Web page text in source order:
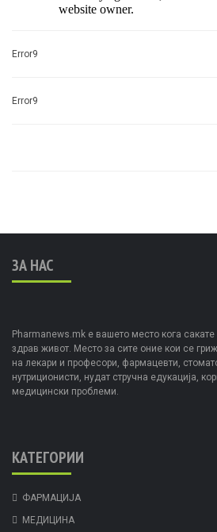
Error9
Error9
ЗА НАС
Pharmanews.mk е вашето место кога
здрав живот. Место за сите оние кои се
на лекари и професори, фармацевти,
нутриционисти, нудат стручна едукација,
медицински проблеми.
КАТЕГОРИИ
ФАРМАЦИЈА
МЕДИЦИНА